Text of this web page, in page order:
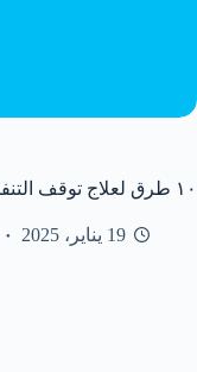
١٠ طرق لعلاج توقف التنفس أثناء النوم
19 يناير، 2025